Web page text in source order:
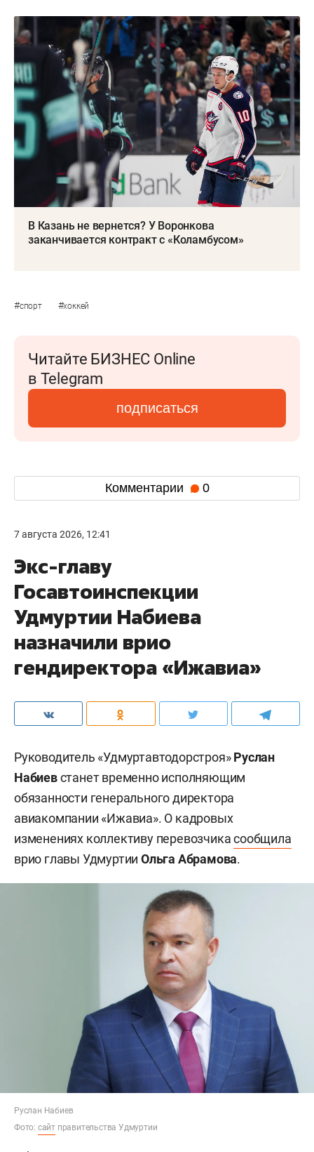
В Казань не вернется? У Воронкова
заканчивается контракт с «Коламбусом»
#спорт #хоккей
Читайте БИЗНЕС Online
в Telegram
подписаться
Комментарии 0
7 августа 2026, 12:41
Экс-главу
Госавтоинспекции
Удмуртии Набиева
назначили врио
гендиректора «Ижавиа»
Руководитель «Удмуртавтодорстроя»Руслан
Набиевстанет временно исполняющим
обязанности генерального директора
авиакомпании «Ижавиа». О кадровых
изменениях коллективу перевозчикасообщила
врио главы УдмуртииОльга Абрамова.
Руслан Набиев
Фото: сайт правительства Удмуртии